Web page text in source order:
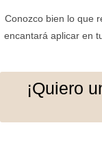
Conozco bien lo que
encantará aplicar en
¡Quiero